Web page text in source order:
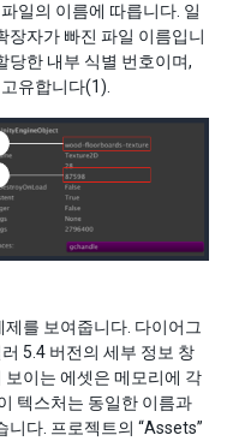
일의 이름에 따릅니다. 일
장자가 빠진 파일 이름입니
당한 내부 식별 번호이며,
유합니다(1).
를 보여줍니다. 다이어그
5.4 버전의 세부 정보 창
이는 에셋은 메모리에 각
텍스처는 동일한 이름과
다. 프로젝트의 “Assets”